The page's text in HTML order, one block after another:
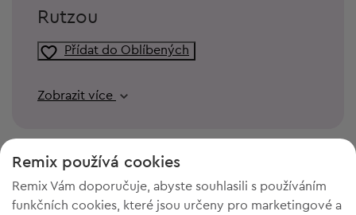
Rutzou
Přídat do Oblíbených
Zobrazit více
Remix používá cookies
Remix Vám doporučuje, abyste souhlasili s používáním
funkčních cookies, které jsou určeny pro marketingové a